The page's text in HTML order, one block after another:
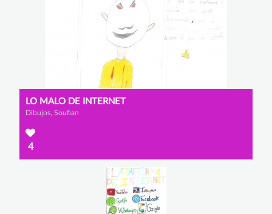
LO MALO DE INTERNET
Dibujos, Soufian
4